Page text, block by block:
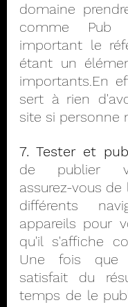
domaine
comme Pub
important le
étant un
importants.En
sert à rien
site si personne
7. Tester et
de publier
assurez-vous
différents
appareils pour
qu'il s'affiche
Une fois que
satisfait du
temps de le